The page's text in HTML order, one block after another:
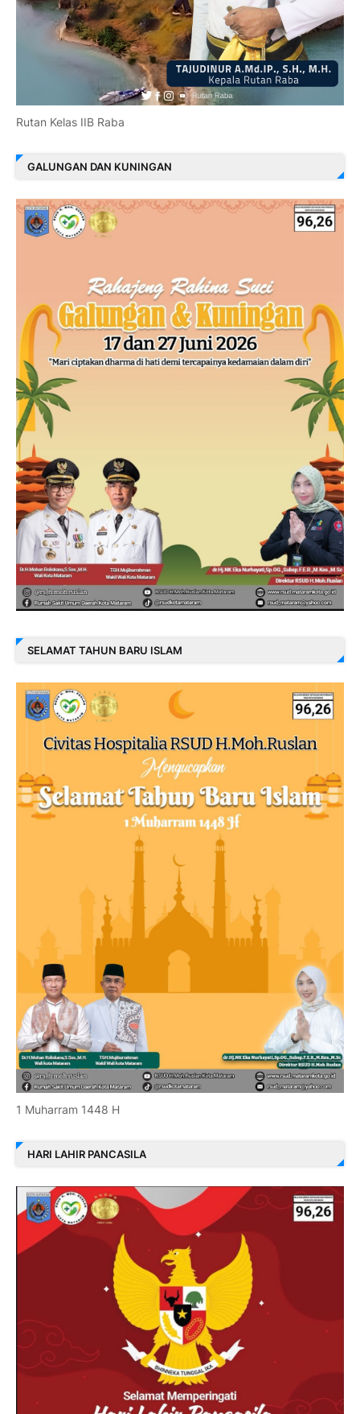
Rutan Kelas IIB Raba
GALUNGAN DAN KUNINGAN
SELAMAT TAHUN BARU ISLAM
1 Muharram 1448 H
HARI LAHIR PANCASILA